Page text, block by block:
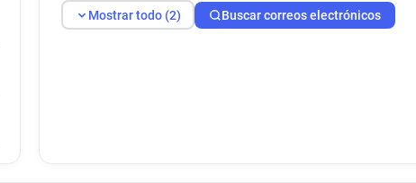
Mostrar todo (2) Buscar correos electrónicos